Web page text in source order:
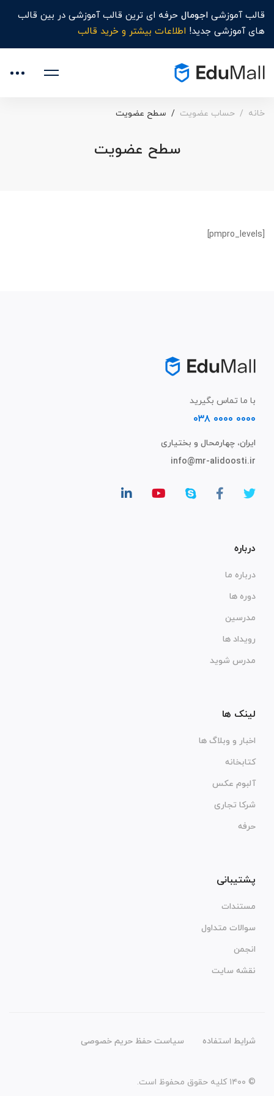
قالب آموزشی اجومال حرفه ای ترین قالب آموزشی در بین قالب
های آموزشی جدید! اطلاعات بیشتر و خرید قالب
خانه حساب عضویت سطح عضویت
سطح عضویت
[pmpro_levels]
با ما تماس بگیرید
۰۰۰۰ ۰۰۰۰ ۰۳۸
ایران، چهارمحال و بختیاری
info@mr-alidoosti.ir
درباره
درباره ما
دوره ها
مدرسین
رویداد ها
مدرس شوید
لینک ها
اخبار و وبلاگ ها
کتابخانه
آلبوم عکس
شرکا تجاری
حرفه
پشتیبانی
مستندات
سوالات متداول
انجمن
نقشه سایت
شرایط استفاده سیاست حفظ حریم خصوصی
© ۱۴۰۰ کلیه حقوق محفوظ است.